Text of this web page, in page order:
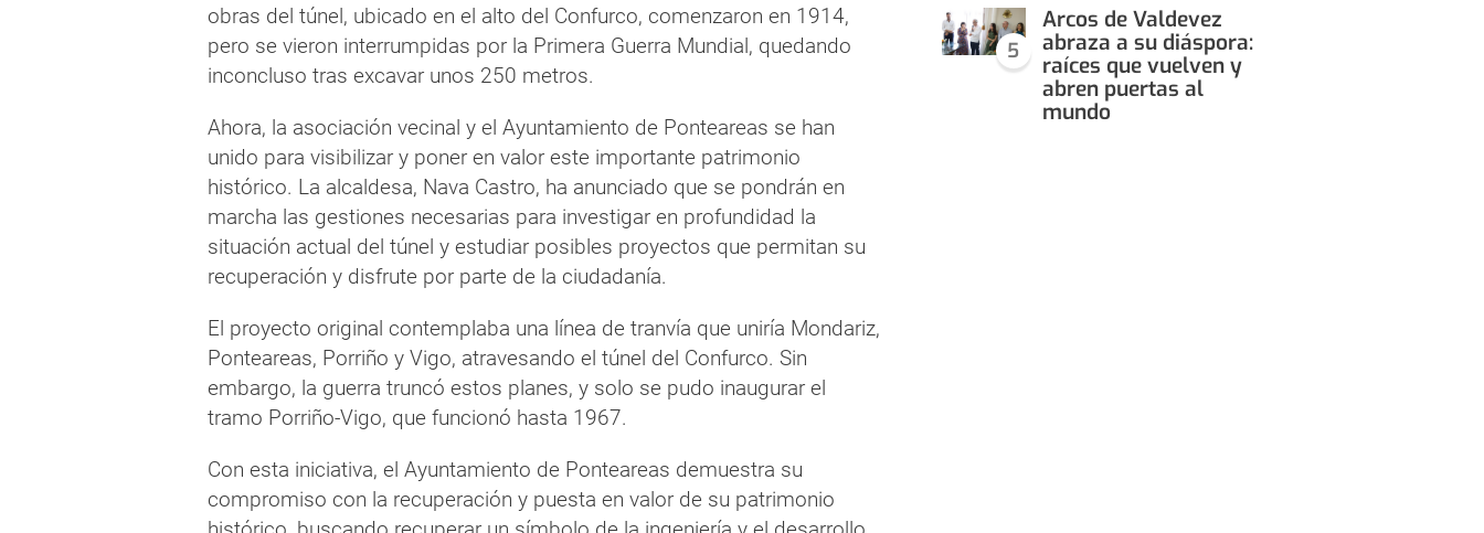
obras del túnel, ubicado en el alto del Confurco, comenzaron en 1914,
pero se vieron interrumpidas por la Primera Guerra Mundial, quedando
inconcluso tras excavar unos 250 metros.
Ahora, la asociación vecinal y el Ayuntamiento de Ponteareas se han
unido para visibilizar y poner en valor este importante patrimonio
histórico. La alcaldesa, Nava Castro, ha anunciado que se pondrán en
marcha las gestiones necesarias para investigar en profundidad la
situación actual del túnel y estudiar posibles proyectos que permitan su
recuperación y disfrute por parte de la ciudadanía.
El proyecto original contemplaba una línea de tranvía que uniría Mondariz,
Ponteareas, Porriño y Vigo, atravesando el túnel del Confurco. Sin
embargo, la guerra truncó estos planes, y solo se pudo inaugurar el
tramo Porriño-Vigo, que funcionó hasta 1967.
Con esta iniciativa, el Ayuntamiento de Ponteareas demuestra su
compromiso con la recuperación y puesta en valor de su patrimonio
5
Arcos de Valdevez
abraza a su diáspora:
raíces que vuelven y
abren puertas al
mundo